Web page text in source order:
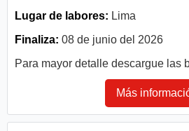
Lugar de labores: Lima
Finaliza: 08 de junio del 2026
Para mayor detalle descargue las
Más